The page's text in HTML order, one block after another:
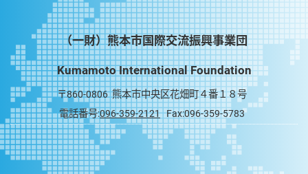
（一財）熊本市国際交流振興事業団
Kumamoto International Foundation
〒860-0806 熊本市中央区花畑町４番１８号
電話番号:096-359-2121Fax:096-359-5783